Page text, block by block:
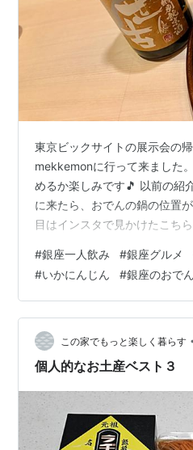
東京ビックサイトの展示会の
mekkemonに行って来ました
めるか楽しみです🎵 以前の紹
に来たら、おでんの鍋の位置
目はインスタで見かけたこち
てるそうです。米の旨みを感
個人的に大好きな魚すじバタ
そうです👍 愛知県愛西市の山
の割には後味スッキリ。 福島
形県長井市で酒造りをしてい
千葉県の神崎酒造蔵の不動純米
#銀座一人飲み #銀座グルメ
#いかにんじん #銀座のおで
この家でもっと楽しく暮らす
個人的なお土産ベスト３